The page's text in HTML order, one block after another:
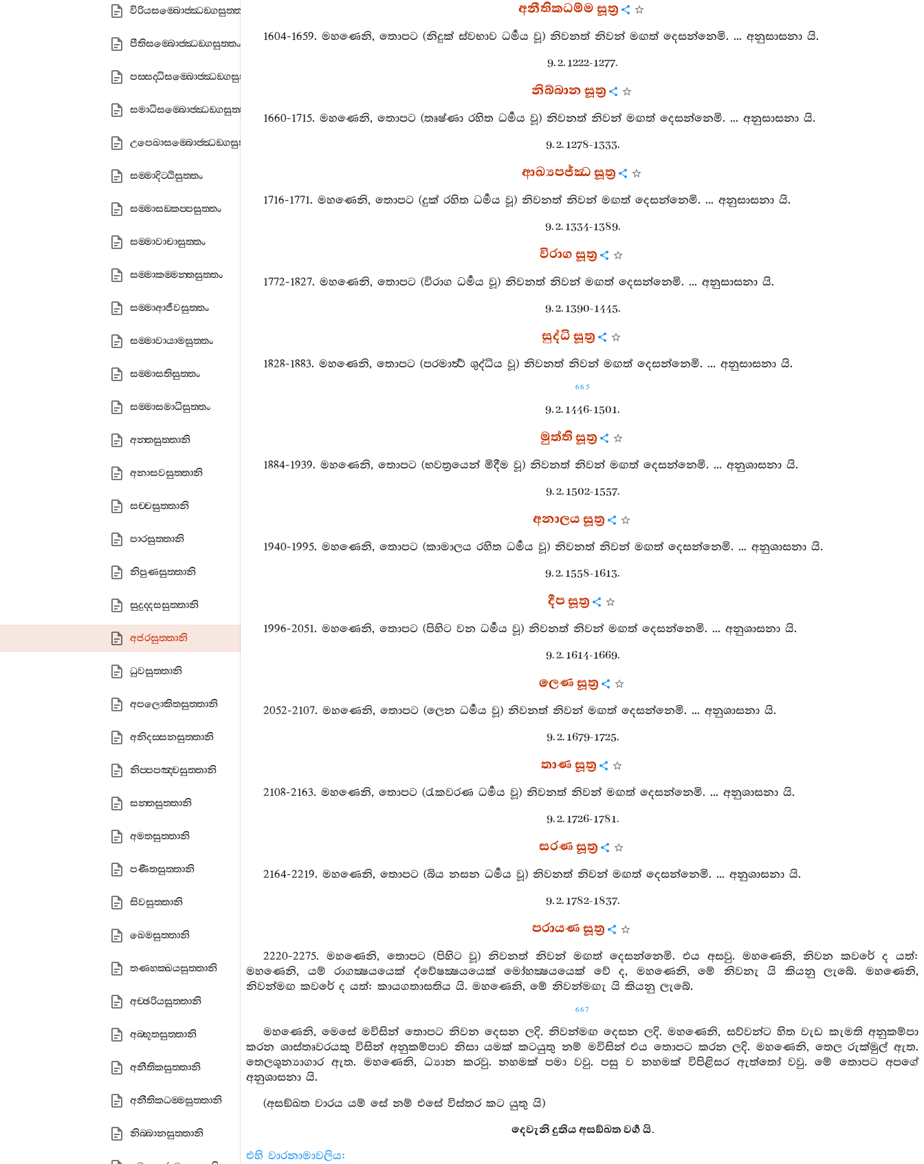
විරියසම‍්බොජ‍්ඣඞ‍්ගසුත‍්තං
පීතිසම‍්බොජ‍්ඣඞ‍්ගසුත‍්තං
පස‍්සද‍්ධිසම‍්බොජ‍්ඣඞ‍්ගසුත‍්තං
සමාධිසම‍්බොජ‍්ඣඞ‍්ගසුත‍්තං
උපෙඛාසම‍්බොජ‍්ඣඞ‍්ගසුත‍්තං
සම‍්මාදිට‍්ඨිසුත‍්තං
සම‍්මාසඞ‍්කප‍්පසුත‍්තං
සම‍්මාවාචාසුත‍්තං
සම‍්මාකම‍්මන‍්තසුත‍්තං
සම‍්මාආජීවසුත‍්තං
සම‍්මාවායාමසුත‍්තං
සම‍්මාසතිසුත‍්තං
සම‍්මාසමාධිසුත‍්තං
අන‍්තසුත‍්තානි
අනාසවසුත‍්තානි
සච‍්චසුත‍්තානි
පාරසුත‍්තානි
නිපුණසුත‍්තානි
සුදුද‍්දසසුත‍්තානි
අජරසුත‍්තානි
ධුවසුත‍්තානි
අපලොකිතසුත‍්තානි
අනිදස‍්සනසුත‍්තානි
නිප‍්පපඤ‍්චසුත‍්තානි
සන‍්තසුත‍්තානි
අමතසුත‍්තානි
පණීතසුත‍්තානි
සිවසුත‍්තානි
ඛෙමසුත‍්තානි
තණහක‍්ඛයසුත‍්තානි
අච‍්ඡරියසුත‍්තානි
අබ‍්භූතසුත‍්තානි
අනීතිකසුත‍්තානි
අනීතිකධම‍්මසුත‍්තානි
නිබ‍්බානසුත‍්තානි
අනීතිකධම්ම සූත්‍ර
1604-1659. මහණෙනි, තොපට (නිදුක් ස්වභාව ධර්‍මය වූ) නිවනත් නිවන් මඟත් දෙසන්නෙමි. ... අනුසාසනා යි.
9. 2. 1222-1277.
නිබ්බාන සූත්‍ර
1660-1715. මහණෙනි, තොපට (තෘෂ්ණා රහිත ධර්‍මය වූ) නිවනත් නිවන් මඟත් දෙසන්නෙමි. ... අනුසාසනා යි.
9. 2. 1278-1333.
ආඛ්‍යපජ්ඣ සූත්‍ර
1716-1771. මහණෙනි, තොපට (දුක් රහිත ධර්‍මය වූ) නිවනත් නිවන් මඟත් දෙසන්නෙමි. ... අනුසාසනා යි.
9. 2. 1334-1389.
විරාග සූත්‍ර
1772-1827. මහණෙනි, තොපට (විරාග ධර්‍මය වූ) නිවනත් නිවන් මඟත් දෙසන්නෙමි. ... අනුසාසනා යි.
9. 2. 1390-1445.
සුද්ධි සූත්‍ර
1828-1883. මහණෙනි, තොපට (පරමාර්‍ත්‍ථ ශුද්ධිය වූ) නිවනත් නිවන් මඟත් දෙසන්නෙමි. ... අනුසාසනා යි.
665
9. 2. 1446-1501.
මුත්ති සූත්‍ර
1884-1939. මහණෙනි, තොපට (භවත්‍රයෙන් මිදීම වූ) නිවනත් නිවන් මඟත් දෙසන්නෙමි. ... අනුශාසනා යි.
9. 2. 1502-1557.
අනාලය සූත්‍ර
1940-1995. මහණෙනි, තොපට (කාමාලය රහිත ධර්‍මය වූ) නිවනත් නිවන් මඟත් දෙසන්නෙමි. ... අනුශාසනා යි.
9. 2. 1558-1613.
දීප සූත්‍ර
1996-2051. මහණෙනි, තොපට (පිහිට වන ධර්‍මය වූ) නිවනත් නිවන් මඟත් දෙසන්නෙමි. ... අනුශාසනා යි.
9. 2. 1614-1669.
ලෙණ සූත්‍ර
2052-2107. මහණෙනි, තොපට (ලෙන ධර්‍මය වූ) නිවනත් නිවන් මඟත් දෙසන්නෙමි. ... අනුශාසනා යි.
9. 2. 1679-1725.
තාණ සූත්‍ර
2108-2163. මහණෙනි, තොපට (රැකවරණ ධර්‍මය වූ) නිවනත් නිවන් මඟත් දෙසන්නෙමි. ... අනුශාසනා යි.
9. 2. 1726-1781.
සරණ සූත්‍ර
2164-2219. මහණෙනි, තොපට (බිය නසන ධර්‍මය වූ) නිවනත් නිවන් මඟත් දෙසන්නෙමි. ... අනුශාසනා යි.
9. 2. 1782-1837.
පරායණ සූත්‍ර
2220-2275. මහණෙනි, තොපට (පිහිට වූ) නිවනත් නිවන් මඟත් දෙසන්නෙමි. එය අසවු. මහණෙනි, නිවන කවරේ ද යත්:
මහණෙනි, යම් රාගක්‍ෂයයෙක් ද්වේෂක්‍ෂයයෙක් මෝහක්‍ෂයයෙක් වේ ද, මහණෙනි, මේ නිවනැ යි කියනු ලැබේ. මහණෙනි,
නිවන්මඟ කවරේ ද යත්: කායගතාසතිය යි. මහණෙනි, මේ නිවන්මඟැ යි කියනු ලැබේ.
667
මහණෙනි, මෙසේ මවිසින් තොපට නිවන දෙසන ලදි. නිවන්මඟ දෙසන ලදි. මහණෙනි, සව්වන්ට හිත වැඩ කැමති අනුකම්පා
කරන ශාස්තෘවරයකු විසින් අනුකම්පාව නිසා යමක් කටයුතු නම් මවිසින් එය තොපට කරන ලදි. මහණෙනි, තෙල රුක්මුල් ඇත.
තෙලශූන්‍යාගාර ඇත. මහණෙනි, ධ්‍යාන කරවු. නහමක් පමා වවු. පසු ව නහමක් විපිළිසර ඇත්තෝ වවු. මේ තොපට අපගේ
අනුශාසනා යි.
(අසඞ්ඛත වාරය යම් සේ නම් එසේ විස්තර කට යුතු යි)
දෙවැනි දුතිය අසඞ්ඛත වර්‍ග යි.
එහි වාරනාමාවලිය: